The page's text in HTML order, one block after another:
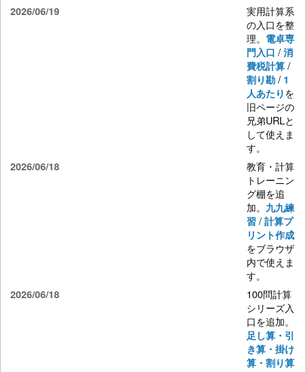
2026/06/19
実用計算系
の入口を整
理。 電卓専
門入口 /消
費税計算 /
割り勘 / 1
人あたり を
旧ページの
兄弟URLと
して使えま
す。
2026/06/18
教育・計算
トレーニン
グ棚を追
加。 九九練
習 /計算プ
リント作成
をブラウザ
内で使えま
す。
2026/06/18
100問計算
シリーズ入
口を追加。
足し算・引
き算・掛け
算・割り算